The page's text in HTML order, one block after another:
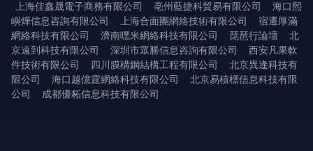
上海佳鑫晟電子商務有限公司
亳州藍捷科貿易有限公司
海口熙
嶼燁信息咨詢有限公司
上海合面團網絡技術有限公司
宿遷厚滿
網絡科技有限公司
濟南嘿米網絡科技有限公司 琵琶行論壇
北
京遠到科技有限公司
深圳市眾勝信息咨詢有限公司
西安凡果軟
件技術有限公司
四川膜構鋼結構工程有限公司
北京異逢科技有
限公司
海口越億霆網絡科技有限公司
北京易積標信息科技有限
公司
成都優柘信息科技有限公司